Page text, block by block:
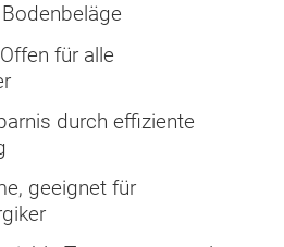
für alle
durch effiziente
geeignet für